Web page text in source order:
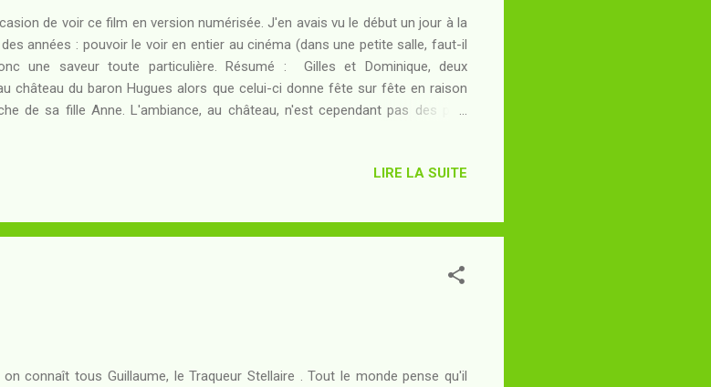
de voir ce film en version numérisée. J'en avais vu le début un jour à la
années : pouvoir le voir en entier au cinéma (dans une petite salle, faut-il
une saveur toute particulière. Résumé : Gilles et Dominique, deux
château du baron Hugues alors que celui-ci donne fête sur fête en raison
de sa fille Anne. L'ambiance, au château, n'est cependant pas des plus
chansons de Gilles sur sa future. Ce qu'il ne sait pas, c'est que Gilles et
de sentiments contradictoires, le baron et son gendre ne ris...
LIRE LA SUITE
on connaît tous Guillaume, le Traqueur Stellaire . Tout le monde pense qu'il